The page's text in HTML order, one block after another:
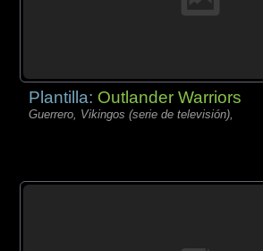
Plantilla: Outlander Warriors
Guerrero, Vikingos (serie de televisión),